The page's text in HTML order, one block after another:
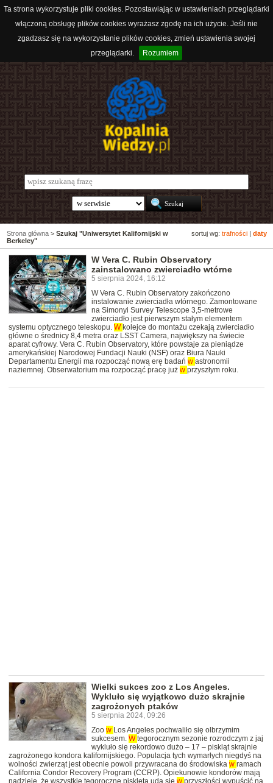
Ta strona wykorzystuje pliki cookies. Pozostawiając w ustawieniach przeglądarki
włączoną obsługę plików cookies wyrażasz zgodę na ich użycie. Jeśli nie
zgadzasz się na wykorzystanie plików cookies, zmień ustawienia swojej
przeglądarki.
Rozumiem
sortuj wg: trafności daty
Strona główna > Szukaj "Uniwersytet Kalifornijski w
Berkeley"
W Vera C. Rubin Observatory
zainstalowano zwierciadło wtórne
5 sierpnia 2024, 16:12
W Vera C. Rubin Observatory zakończono
instalowanie zwierciadła wtórnego. Zamontowane
na Simonyi Survey Telescope 3,5-metrowe
zwierciadło jest pierwszym stałym elementem
systemu optycznego teleskopu. W kolejce do montażu czekają zwierciadło
główne o średnicy 8,4 metra oraz LSST Camera, największy na świecie
aparat cyfrowy. Vera C. Rubin Observatory, które powstaje za pieniądze
amerykańskiej Narodowej Fundacji Nauki (NSF) oraz Biura Nauki
Departamentu Energii ma rozpocząć nową erę badań w astronomii
naziemnej. Obserwatorium ma rozpocząć pracę już w przyszłym roku.
Wielki sukces zoo z Los Angeles.
Wykluło się wyjątkowo dużo skrajnie
zagrożonych ptaków
5 sierpnia 2024, 09:26
Zoo w Los Angeles pochwaliło się olbrzymim
sukcesem. Wtegorocznym sezonie rozrodczym z jaj
wykluło się rekordowo dużo – 17 – piskląt skrajnie
zagrożonego kondora kalifornijskiego. Populacja tych wymarłych niegdyś na
wolności zwierząt jest obecnie powoli przywracana do środowiska w ramach
California Condor Recovery Program (CCRP). Opiekunowie kondorów mają